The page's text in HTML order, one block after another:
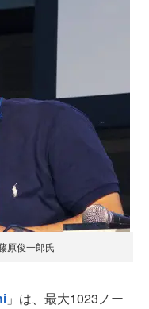
原俊一郎氏
」は、最大1023ノー